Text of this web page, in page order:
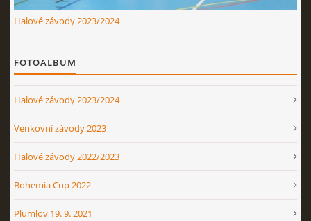
Halové závody 2023/2024
FOTOALBUM
Halové závody 2023/2024
Venkovní závody 2023
Halové závody 2022/2023
Bohemia Cup 2022
Plumlov 19. 9. 2021